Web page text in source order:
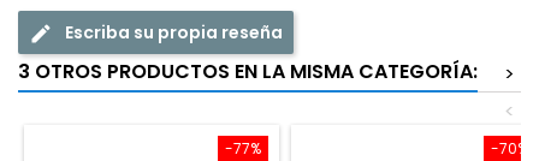
Escriba su propia reseña
3 OTROS PRODUCTOS EN LA MISMA CATEGORÍA:
>
<
-77% -70%